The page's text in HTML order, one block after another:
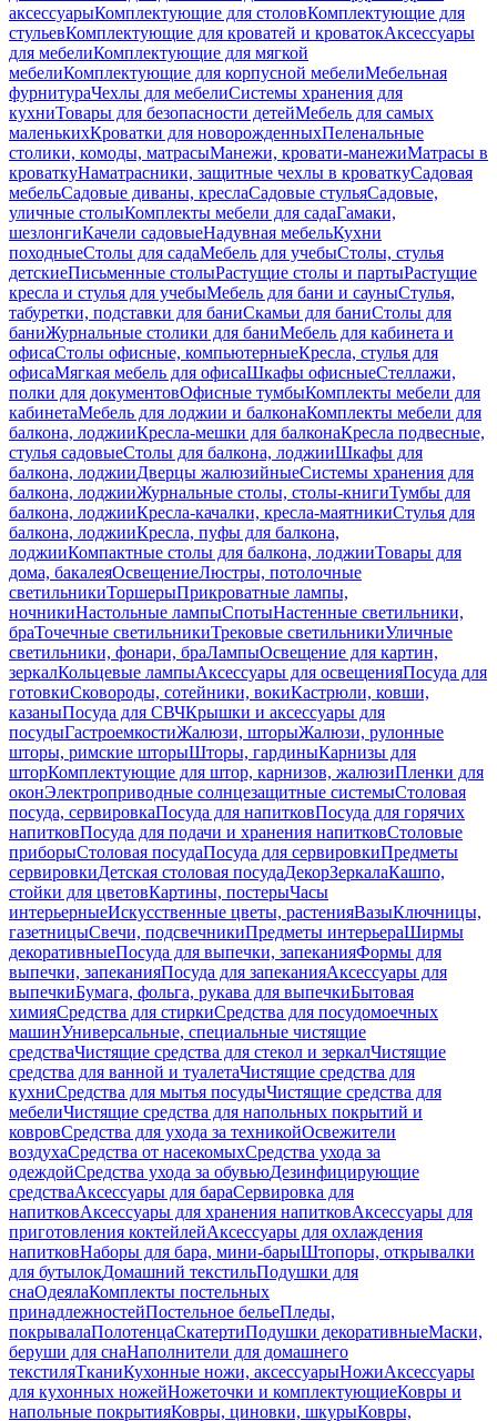
аксессуарыКомплектующие для столовКомплектующие для
стульевКомплектующие для кроватей и кроватокАксессуары
для мебелиКомплектующие для мягкой
мебелиКомплектующие для корпусной мебелиМебельная
фурнитураЧехлы для мебелиСистемы хранения для
кухниТовары для безопасности детейМебель для самых
маленькихКроватки для новорожденныхПеленальные
столики, комоды, матрасыМанежи, кровати-манежиМатрасы в
кроваткуНаматрасники, защитные чехлы в кроваткуСадовая
мебельСадовые диваны, креслаСадовые стульяСадовые,
уличные столыКомплекты мебели для садаГамаки,
шезлонгиКачели садовыеНадувная мебельКухни
походныеСтолы для садаМебель для учебыСтолы, стулья
детскиеПисьменные столыРастущие столы и партыРастущие
кресла и стулья для учебыМебель для бани и сауныСтулья,
табуретки, подставки для баниСкамьи для баниСтолы для
баниЖурнальные столики для баниМебель для кабинета и
офисаСтолы офисные, компьютерныеКресла, стулья для
офисаМягкая мебель для офисаШкафы офисныеСтеллажи,
полки для документовОфисные тумбыКомплекты мебели для
кабинетаМебель для лоджии и балконаКомплекты мебели для
балкона, лоджииКресла-мешки для балконаКресла подвесные,
стулья садовыеСтолы для балкона, лоджииШкафы для
балкона, лоджииДверцы жалюзийныеСистемы хранения для
балкона, лоджииЖурнальные столы, столы-книгиТумбы для
балкона, лоджииКресла-качалки, кресла-маятникиСтулья для
балкона, лоджииКресла, пуфы для балкона,
лоджииКомпактные столы для балкона, лоджииТовары для
дома, бакалеяОсвещениеЛюстры, потолочные
светильникиТоршерыПрикроватные лампы,
ночникиНастольные лампыСпотыНастенные светильники,
браТочечные светильникиТрековые светильникиУличные
светильники, фонари, браЛампыОсвещение для картин,
зеркалКольцевые лампыАксессуары для освещенияПосуда для
готовкиСковороды, сотейники, вокиКастрюли, ковши,
казаныПосуда для СВЧКрышки и аксессуары для
посудыГастроемкостиЖалюзи, шторыЖалюзи, рулонные
шторы, римские шторыШторы, гардиныКарнизы для
шторКомплектующие для штор, карнизов, жалюзиПленки для
оконЭлектроприводные солнцезащитные системыСтоловая
посуда, сервировкаПосуда для напитковПосуда для горячих
напитковПосуда для подачи и хранения напитковСтоловые
приборыСтоловая посудаПосуда для сервировкиПредметы
сервировкиДетская столовая посудаДекорЗеркалаКашпо,
стойки для цветовКартины, постерыЧасы
интерьерныеИскусственные цветы, растенияВазыКлючницы,
газетницыСвечи, подсвечникиПредметы интерьераШирмы
декоративныеПосуда для выпечки, запеканияФормы для
выпечки, запеканияПосуда для запеканияАксессуары для
выпечкиБумага, фольга, рукава для выпечкиБытовая
химияСредства для стиркиСредства для посудомоечных
машинУниверсальные, специальные чистящие
средстваЧистящие средства для стекол и зеркалЧистящие
средства для ванной и туалетаЧистящие средства для
кухниСредства для мытья посудыЧистящие средства для
мебелиЧистящие средства для напольных покрытий и
ковровСредства для ухода за техникойОсвежители
воздухаСредства от насекомыхСредства ухода за
одеждойСредства ухода за обувьюДезинфицирующие
средстваАксессуары для бараСервировка для
напитковАксессуары для хранения напитковАксессуары для
приготовления коктейлейАксессуары для охлаждения
напитковНаборы для бара, мини-барыШтопоры, открывалки
для бутылокДомашний текстильПодушки для
снаОдеялаКомплекты постельных
принадлежностейПостельное бельеПледы,
покрывалаПолотенцаСкатертиПодушки декоративныеМаски,
беруши для снаНаполнители для домашнего
текстиляТканиКухонные ножи, аксессуарыНожиАксессуары
для кухонных ножейНожеточки и комплектующиеКовры и
напольные покрытияКовры, циновки, шкурыКовры,